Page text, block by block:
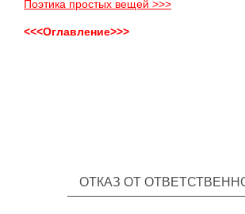
Поэтика простых вещей >>>
<<<Оглавление>>>
ОТКАЗ ОТ